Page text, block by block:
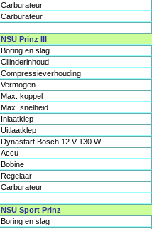
Carburateur
Carburateur
NSU Prinz III
Boring en slag
Cilinderinhoud
Compressieverhouding
Vermogen
Max. koppel
Max. snelheid
Inlaatklep
Uitlaatklep
Dynastart Bosch 12 V 130 W
Accu
Bobine
Regelaar
Carburateur
NSU Sport Prinz
Boring en slag